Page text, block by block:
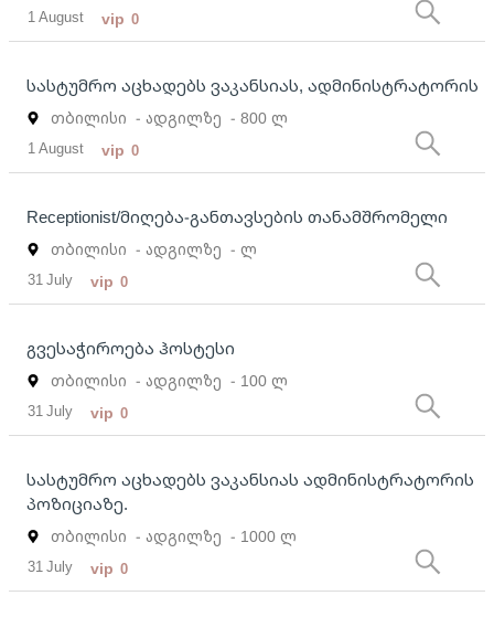
1 August vip 0
სასტუმრო აცხადებს ვაკანსიას, ადმინისტრატორის
თბილისი - ადგილზე - 800 ლ
1 August vip 0
Receptionist/მიღება-განთავსების თანამშრომელი
თბილისი - ადგილზე - ლ
31 July vip 0
გვესაჭიროება ჰოსტესი
თბილისი - ადგილზე - 100 ლ
31 July vip 0
სასტუმრო აცხადებს ვაკანსიას ადმინისტრატორის
პოზიციაზე.
თბილისი - ადგილზე - 1000 ლ
31 July vip 0